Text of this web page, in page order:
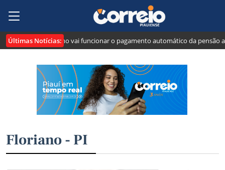
Últimas Notícias:
veja como vai funcionar o pagamento automático da pensão alimentícia
Floriano - PI